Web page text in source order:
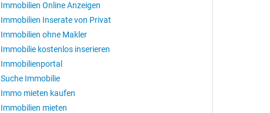
Immobilien Online Anzeigen
Immobilien Inserate von Privat
Immobilien ohne Makler
Immobilie kostenlos inserieren
Immobilienportal
Suche Immobilie
Immo mieten kaufen
Immobilien mieten